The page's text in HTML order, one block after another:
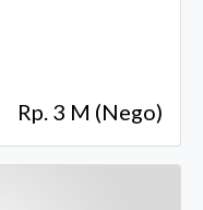
Rp. 3 M (Nego)